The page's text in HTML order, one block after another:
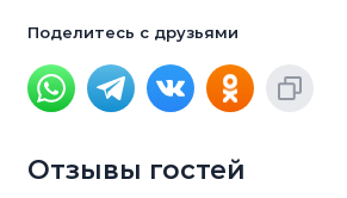
Поделитесь с друзьями
Отзывы гостей